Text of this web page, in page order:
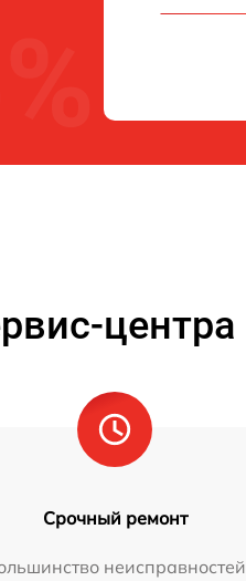
центра
Срочный ремонт
неисправностей